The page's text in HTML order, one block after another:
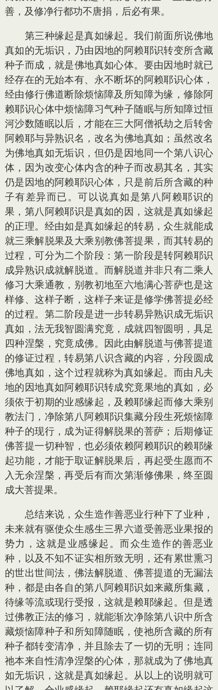
善，及修净行都功不唐捐，后必有果。
第三种缘起是真如缘起。我们前面所说佛地
真如的无垢识，乃由因地的阿赖耶识转变所含藏
种子而成，就是佛地真如心体。要由因地时就已
经存在的无始本有、永不断坏的阿赖耶识心体，
经由修行佛道断除烦恼障及所知障为缘，修除阿
赖耶识心体中烦恼障习气种子随眠与所知障过恒
河沙数随眠以后，才能在三大阿僧祇劫之后转舍
阿赖耶与异熟识名，改名为佛地真如；虽然改名
为佛地真如无垢识，但仍是因地同一个第八识心
体，因为改变心体内含的种子而改易其名，其实
仍是因地的阿赖耶识心体，只是前后所含藏的种
子有差异而已。可以说真如是第八阿赖耶识的
果，第八阿赖耶识是真如的因，这就是真如缘起
的正理。经由如是真如缘起的转易，众生就能成
就三乘解脱果及大乘别教佛菩提果，而其转易的
过程，可分为二个阶段：第一阶段是转阿赖耶识
成异熟识成就解脱道。而解脱道并非只有二乘人
修习大乘通教，别教初地至六地满心菩萨也是这
样修、这样子断，这样子来证是修学佛菩提必经
的过程。第二阶段是进一步转易异熟识成无垢识
真如，法无我智圆满究竟，成就四智圆明，具足
四种涅槃，究竟成佛。因此由解脱道与佛菩提道
的修证过程，转易第八识含藏的内容，分段圆成
佛地真如，这个过程就称为真如缘起。而由凡夫
地的因地真如阿赖耶识转成究竟果地的真如，必
须依于初期的业感缘起，及赖耶缘起而修大乘别
教法门，净除第八阿赖耶识集藏分段生死烦恼障
种子的现行，成为证得解脱果的菩萨；后期修证
佛菩提一切种智，也必须依赖阿赖耶识的赖耶缘
起功能，才能于取证解脱果后，再起受生愿而不
入无余涅槃，再受后有而次第渐修佛果，终至圆
成大菩提果。
总结来说，众生造作善恶业行种下了业种，
未来就有驱使众生感生三界六道受善恶业果报的
势力，这就是业感缘起。而众生造作的善恶业
种，以及不知不证实相所致无明，还有累世熏习
的世出世间法，佛法解脱道、佛菩提道的无漏法
种，都是由各自的第八阿赖耶识如来藏所集藏，
待缘等流或现行受报，这就是赖耶缘起。但是透
过佛教正法的修习，就能渐次净除第八识中所含
藏烦恼障种子和所知障随眠，使祂所含藏的所有
种子都转变清净，并且除去了一切的无明；连同
祂本来自性清净涅槃的心体，那就成为了佛地真
如无垢识，这就是真如缘起。从以上的说明就可